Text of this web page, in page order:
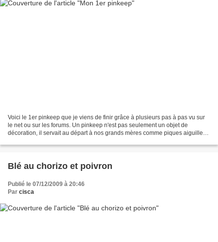
Voici le 1er pinkeep que je viens de finir grâce à plusieurs pas à pas vu sur
le net ou sur les forums. Un pinkeep n'est pas seulement un objet de
décoration, il servait au départ à nos grands mères comme piques aiguilles.
Blé au chorizo et poivron
Publié le 07/12/2009 à 20:46
Par cisca